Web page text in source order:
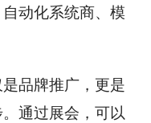
动化系统商、模
品牌推广，更是
通过展会，可以